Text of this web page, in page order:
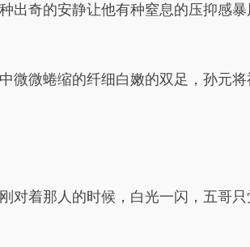
出奇的安静让他有种窒息的压抑感
微微蜷缩的纤细白嫩的双足，孙元
对着那人的时候，白光一闪，五哥